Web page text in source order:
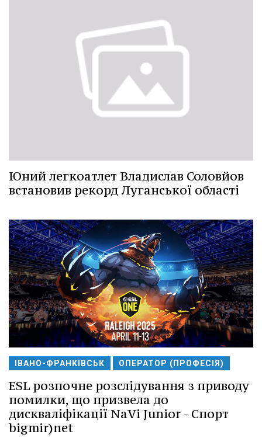
Юний легкоатлет Владислав Соловйов
встановив рекорд Луганської області
ІВАНО-ФРАНКІВСЬК ОПЕРАТОР (ПРОФЕСІЯ)
ESL розпочне розслідування з приводу
помилки, що призвела до
дискваліфікації NaVi Junior - Спорт
bigmir)net